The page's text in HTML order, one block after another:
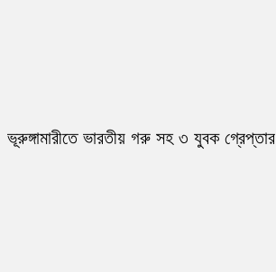
ভূরুঙ্গামারীতে ভারতীয় গরু সহ ৩ যুবক গ্রেপ্তার